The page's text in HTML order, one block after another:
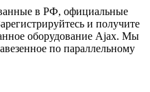
в РФ, официальные
и получите
оборудование Ajax. Мы
по параллельному